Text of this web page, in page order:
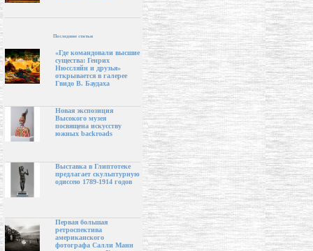
Последние статьи
«Где командовали высшие
существа: Генрих
Нюссляйн и друзья»
открывается в галерее
Гвидо В. Баудаха
Новая экспозиция
Высокого музея
посвящена искусству
южных backroads
Выставка в Глиптотеке
предлагает скульптурную
одиссею 1789-1914 годов
Первая большая
ретроспектива
американского
фотографа Салли Манн